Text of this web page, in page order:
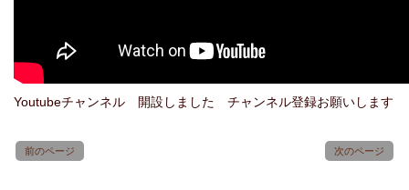
Youtubeチャンネル 開設しました チャンネル登録お願いします
前のページ 次のページ